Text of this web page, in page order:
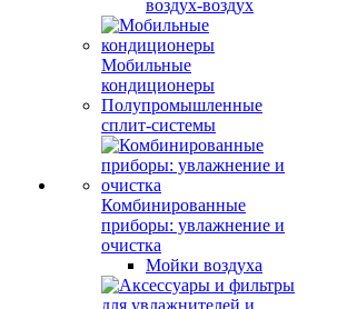
воздух-воздух
Мобильные
кондиционеры
Полупромышленные
сплит-системы
Комбинированные
приборы: увлажнение и
очистка
Мойки воздуха